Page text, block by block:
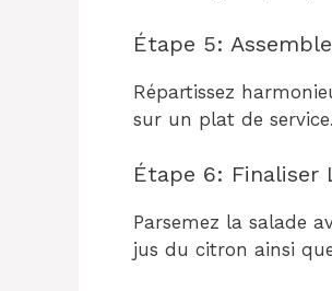
Étape 5:
Répartissez
sur un plat de service.
Étape 6: Finaliser
Parsemez la salade
jus du citron ainsi